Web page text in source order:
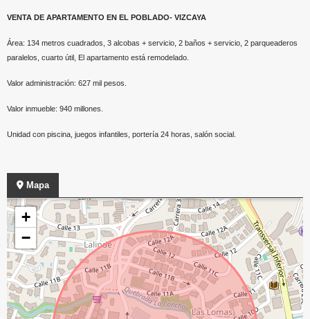
VENTA DE APARTAMENTO EN EL POBLADO- VIZCAYA
Área: 134 metros cuadrados, 3 alcobas + servicio, 2 baños + servicio, 2 parqueaderos
paralelos, cuarto útil, El apartamento está remodelado.
Valor administración: 627 mil pesos.
Valor inmueble: 940 millones.
Unidad con piscina, juegos infantiles, portería 24 horas, salón social.
Mapa
+
−